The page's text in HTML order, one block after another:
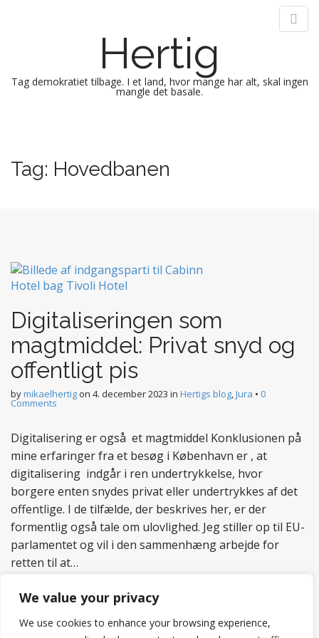
We value your privacy
We use cookies to enhance your browsing experience,
Hertig
Tag demokratiet tilbage. I et land, hvor mange har alt, skal ingen
mangle det basale.
i
n
p
t
e
n
Tag: Hovedbanen
Digitaliseringen som
magtmiddel: Privat snyd og
offentligt pis
bymikaelhertigon 4. december 2023 in Hertigs blog,Jura • 0
Comments
Digitalisering er også et magtmiddel Konklusionen på
mine erfaringer fra et besøg i København er , at
digitalisering indgår i ren undertrykkelse, hvor
borgere enten snydes privat eller undertrykkes af det
offentlige. I de tilfælde, der beskrives her, er der
formentlig også tale om ulovlighed. Jeg stiller op til EU-
parlamentet og vil i den sammenhæng arbejde for
retten til at…
Read more